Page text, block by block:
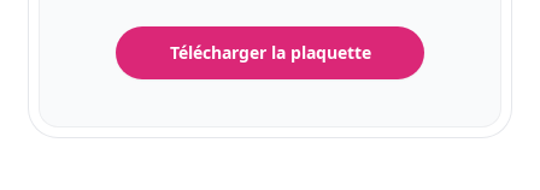
Télécharger la plaquette